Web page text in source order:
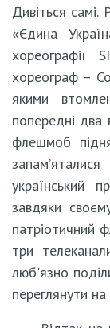
Дивіться
«Єдина
хореографії
хореограф –
якими
попередні два
флешмоб
український
завдяки
патріотичний
три
люб'язно
переглянути